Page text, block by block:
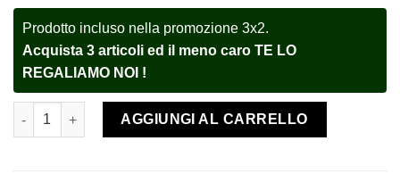
Prodotto incluso nella promozione 3x2.
Acquista 3 articoli ed il meno caro TE LO
REGALIAMO NOI !
Rolex replica Datejust 116233 Bi colour 36mm Black Dial
AGGIUNGI AL CARRELLO